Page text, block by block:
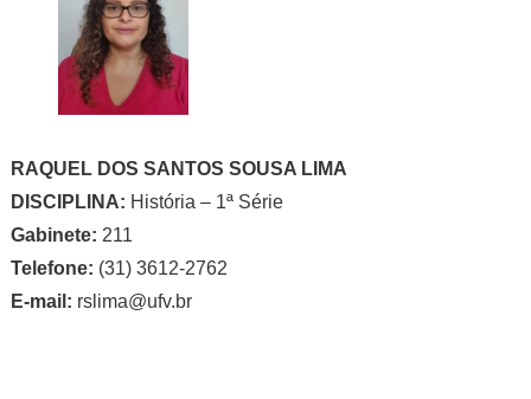
RAQUEL DOS SANTOS SOUSA LIMA
DISCIPLINA: História – 1ª Série
Gabinete: 211
Telefone: (31) 3612-2762
E-mail: rslima@ufv.br